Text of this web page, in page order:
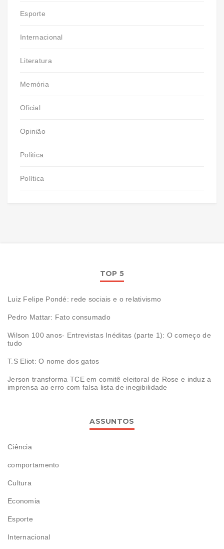
Esporte
Internacional
Literatura
Memória
Oficial
Opinião
Politica
Política
TOP 5
Luiz Felipe Pondé: rede sociais e o relativismo
Pedro Mattar: Fato consumado
Wilson 100 anos- Entrevistas Inéditas (parte 1): O começo de
tudo
T.S Eliot: O nome dos gatos
Jerson transforma TCE em comitê eleitoral de Rose e induz a
imprensa ao erro com falsa lista de inegibilidade
ASSUNTOS
Ciência
comportamento
Cultura
Economia
Esporte
Internacional